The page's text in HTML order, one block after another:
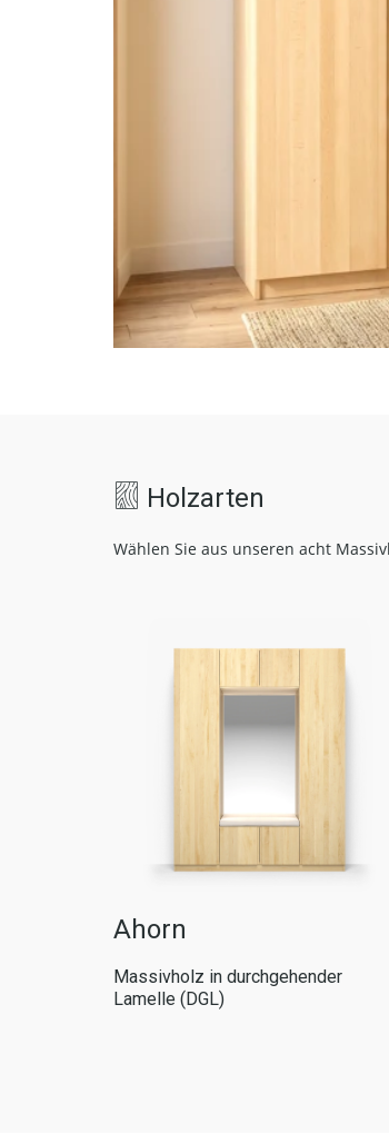
Holzarten
Wählen Sie aus unseren acht
Ahorn
Massivholz in durchgehender
Lamelle (DGL)